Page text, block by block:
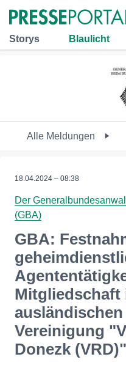
Storys Blaulicht
Alle Meldungen
18.04.2024 – 08:38
Der
(GBA)
GBA:
Mitgliedschaft
Vereinigung
Donezk (VRD)"